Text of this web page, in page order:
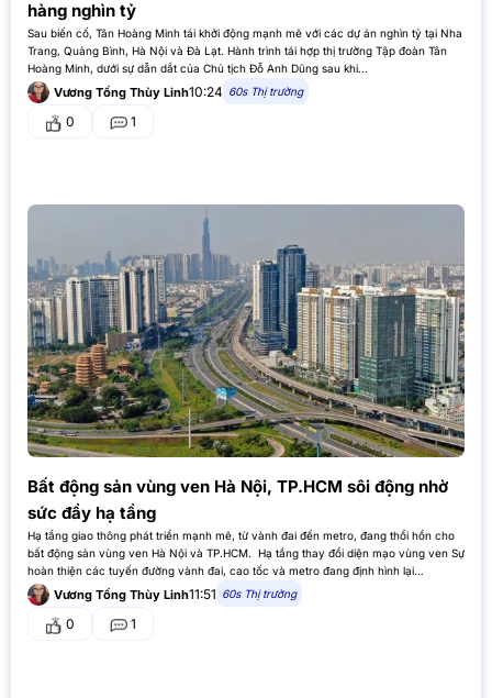
hàng nghìn tỷ
Sau biến cố, Tân Hoàng Minh tái khởi động mạnh mẽ với các dự án nghìn tỷ tại Nha
Trang, Quảng Bình, Hà Nội và Đà Lạt. Hành trình tái hợp thị trường Tập đoàn Tân
Hoàng Minh, dưới sự dẫn dắt của Chủ tịch Đỗ Anh Dũng sau khi…
Vương Tống Thùy Linh10:24 60s Thị trường
0 1
Bất động sản vùng ven Hà Nội, TP.HCM sôi động nhờ
sức đẩy hạ tầng
Hạ tầng giao thông phát triển mạnh mẽ, từ vành đai đến metro, đang thổi hồn cho
bất động sản vùng ven Hà Nội và TP.HCM. Hạ tầng thay đổi diện mạo vùng ven Sự
hoàn thiện các tuyến đường vành đai, cao tốc và metro đang định hình lại…
Vương Tống Thùy Linh11:51 60s Thị trường
0 1